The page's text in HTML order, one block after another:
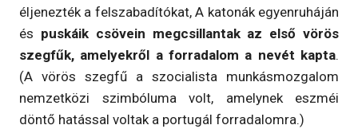
éljenezték a felszabadítókat, A katonák egyenruháján
és puskáik csövein megcsillantak az első vörös
szegfűk, amelyekről a forradalom a nevét kapta.
(A vörös szegfű a szocialista munkásmozgalom
nemzetközi szimbóluma volt, amelynek eszméi
döntő hatással voltak a portugál forradalomra.)